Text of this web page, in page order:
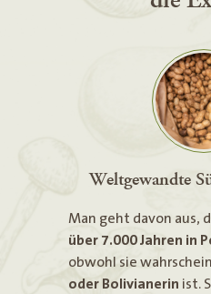
Weltgewandte
Man geht davon aus,
über 7.000 Jahren in
obwohl sie
oder Bolivianerin ist.